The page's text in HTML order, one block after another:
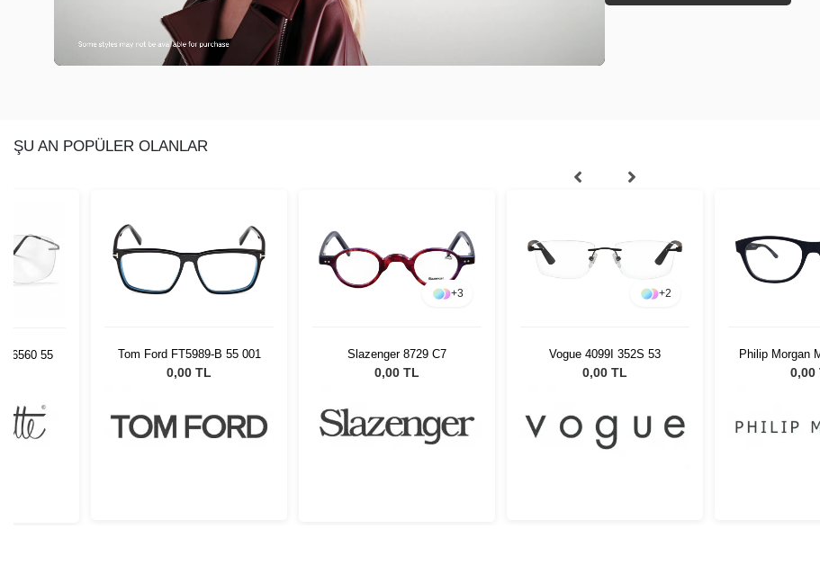
ŞU AN POPÜLER OLANLAR
6560 55 Tom Ford FT5989-B 55 001
0,00 TL
+3
Slazenger 8729 C7
0,00 TL
+2
Vogue 4099I 352S 53
0,00 TL
Philip Morgan
0,00